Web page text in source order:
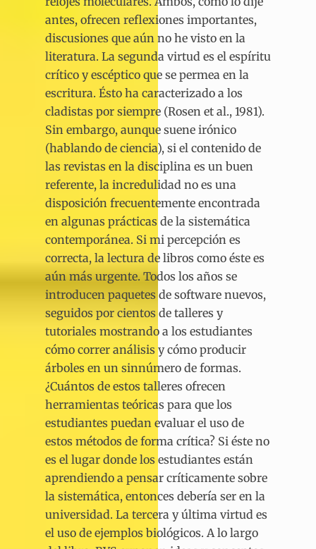
antes, ofrecen reflexiones importantes,
discusiones que aún no he visto en la
literatura. La segunda virtud es el espíritu
crítico y escéptico que se permea en la
escritura. Ésto ha caracterizado a los
cladistas por siempre (Rosen et al., 1981).
Sin embargo, aunque suene irónico
(hablando de ciencia), si el contenido de
las revistas en la disciplina es un buen
referente, la incredulidad no es una
disposición frecuentemente encontrada
en algunas prácticas de la sistemática
contemporánea. Si mi percepción es
correcta, la lectura de libros como éste es
aún más urgente. Todos los años se
introducen paquetes de software nuevos,
seguidos por cientos de talleres y
tutoriales mostrando a los estudiantes
cómo correr análisis y cómo producir
árboles en un sinnúmero de formas.
¿Cuántos de estos talleres ofrecen
herramientas teóricas para que los
estudiantes puedan evaluar el uso de
estos métodos de forma crítica? Si éste no
es el lugar donde los estudiantes están
aprendiendo a pensar críticamente sobre
la sistemática, entonces debería ser en la
universidad. La tercera y última virtud es
el uso de ejemplos biológicos. A lo largo